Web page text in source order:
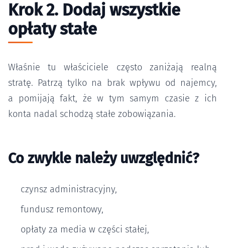
Krok 2. Dodaj wszystkie
opłaty stałe
Właśnie tu właściciele często zaniżają realną
stratę. Patrzą tylko na brak wpływu od najemcy,
a pomijają fakt, że w tym samym czasie z ich
konta nadal schodzą stałe zobowiązania.
Co zwykle należy uwzględnić?
czynsz administracyjny,
fundusz remontowy,
opłaty za media w części stałej,